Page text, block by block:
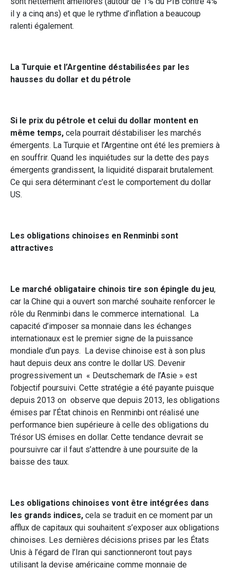
il y a cinq ans) et que le rythme d’inflation a beaucoup
ralenti également.
La Turquie et l’Argentine déstabilisées par les
hausses du dollar et du pétrole
Si le prix du pétrole et celui du dollar montent en
même temps, cela pourrait déstabiliser les marchés
émergents. La Turquie et l’Argentine ont été les premiers à
en souffrir. Quand les inquiétudes sur la dette des pays
émergents grandissent, la liquidité disparait brutalement.
Ce qui sera déterminant c’est le comportement du dollar
US.
Les obligations chinoises en Renminbi sont
attractives
Le marché obligataire chinois tire son épingle du jeu,
car la Chine qui a ouvert son marché souhaite renforcer le
rôle du Renminbi dans le commerce international. La
capacité d’imposer sa monnaie dans les échanges
internationaux est le premier signe de la puissance
mondiale d’un pays. La devise chinoise est à son plus
haut depuis deux ans contre le dollar US. Devenir
progressivement un « Deutschemark de l’Asie » est
l’objectif poursuivi. Cette stratégie a été payante puisque
depuis 2013 on observe que depuis 2013, les obligations
émises par l’État chinois en Renminbi ont réalisé une
performance bien supérieure à celle des obligations du
Trésor US émises en dollar. Cette tendance devrait se
poursuivre car il faut s’attendre à une poursuite de la
baisse des taux.
Les obligations chinoises vont être intégrées dans
les grands indices, cela se traduit en ce moment par un
afflux de capitaux qui souhaitent s’exposer aux obligations
chinoises. Les dernières décisions prises par les États
Unis à l’égard de l’Iran qui sanctionneront tout pays
utilisant la devise américaine comme monnaie de